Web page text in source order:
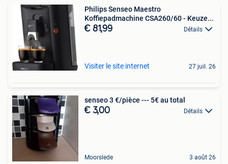
Philips Senseo Maestro
Koffiepadmachine CSA260/60 - Keuze...
€ 81,99 Détails
Visiter le site internet 27 juil. 26
senseo 3 €/pièce --- 5€ au total
€ 3,00 Détails
Moorslede 3 août 26